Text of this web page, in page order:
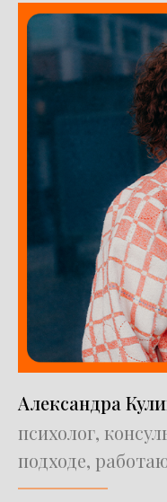
Александра
психолог,
подходе,